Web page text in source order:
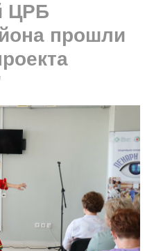
ЦРБ
прошли